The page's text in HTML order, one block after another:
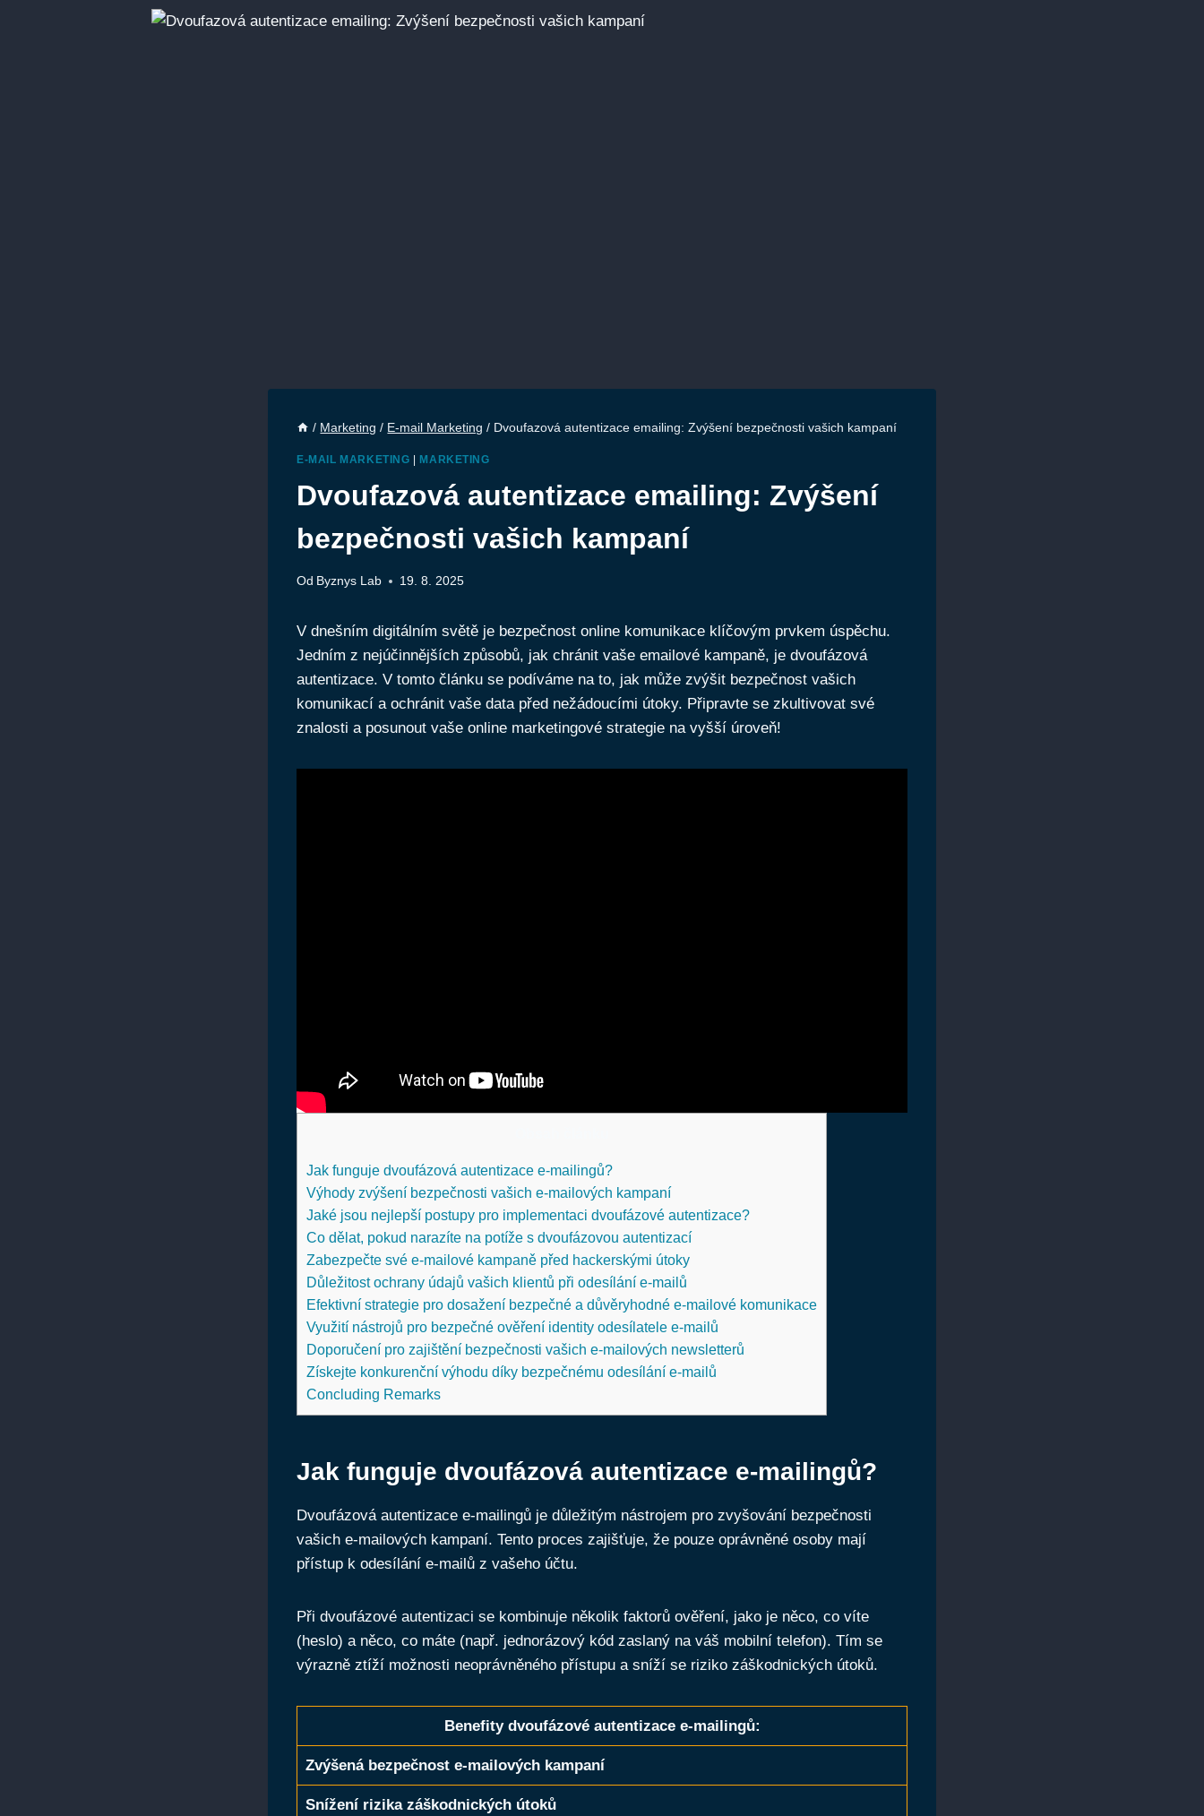
/ Marketing / E-mail Marketing / Dvoufazová autentizace emailing: Zvýšení bezpečnosti vašich kampaní
E-MAIL MARKETING | MARKETING
Dvoufazová autentizace emailing: Zvýšení
bezpečnosti vašich kampaní
Od Byznys Lab 19. 8. 2025
V dnešním digitálním světě je bezpečnost online komunikace klíčovým prvkem úspěchu.
Jedním z nejúčinnějších způsobů, jak chránit vaše emailové kampaně, je dvoufázová
autentizace. V tomto článku se podíváme na to, jak může zvýšit bezpečnost vašich
komunikací a ochránit vaše data před nežádoucími útoky. Připravte se zkultivovat své
znalosti a posunout vaše online marketingové strategie na vyšší úroveň!
Jak funguje dvoufázová autentizace e-mailingů?
Výhody zvýšení bezpečnosti vašich e-mailových kampaní
Jaké jsou nejlepší postupy pro implementaci dvoufázové autentizace?
Co dělat, pokud narazíte na potíže s dvoufázovou autentizací
Zabezpečte své e-mailové kampaně před hackerskými útoky
Důležitost ochrany údajů vašich klientů při odesílání e-mailů
Efektivní strategie pro dosažení bezpečné a důvěryhodné e-mailové komunikace
Využití nástrojů pro bezpečné ověření identity odesílatele e-mailů
Doporučení pro zajištění bezpečnosti vašich e-mailových newsletterů
Získejte konkurenční výhodu díky bezpečnému odesílání e-mailů
Concluding Remarks
Jak funguje dvoufázová autentizace e-mailingů?
Dvoufázová autentizace e-mailingů je důležitým nástrojem pro zvyšování bezpečnosti
vašich e-mailových kampaní. Tento proces zajišťuje, že pouze oprávněné osoby mají
přístup k odesílání e-mailů z vašeho účtu.
Při dvoufázové autentizaci se kombinuje několik faktorů ověření, jako je něco, co víte
(heslo) a něco, co máte (např. jednorázový kód zaslaný na váš mobilní telefon). Tím se
výrazně ztíží možnosti neoprávněného přístupu a sníží se riziko záškodnických útoků.
Benefity dvoufázové autentizace e-mailingů:
Zvýšená bezpečnost e-mailových kampaní
Snížení rizika záškodnických útoků